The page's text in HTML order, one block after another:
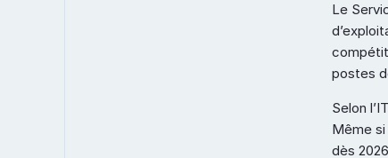
Le
postes
Selon
Même
dès